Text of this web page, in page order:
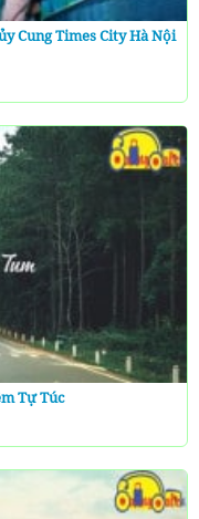
Cung Times City Hà Nội
Tự Túc